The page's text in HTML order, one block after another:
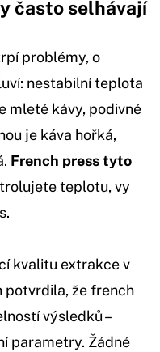
často selhávají
problémy, o
nestabilní teplota
mleté kávy, podivné
je káva hořká,
French press tyto
teplotu, vy
kvalitu extrakce v
potvrdila, že french
výsledků –
parametry. Žádné